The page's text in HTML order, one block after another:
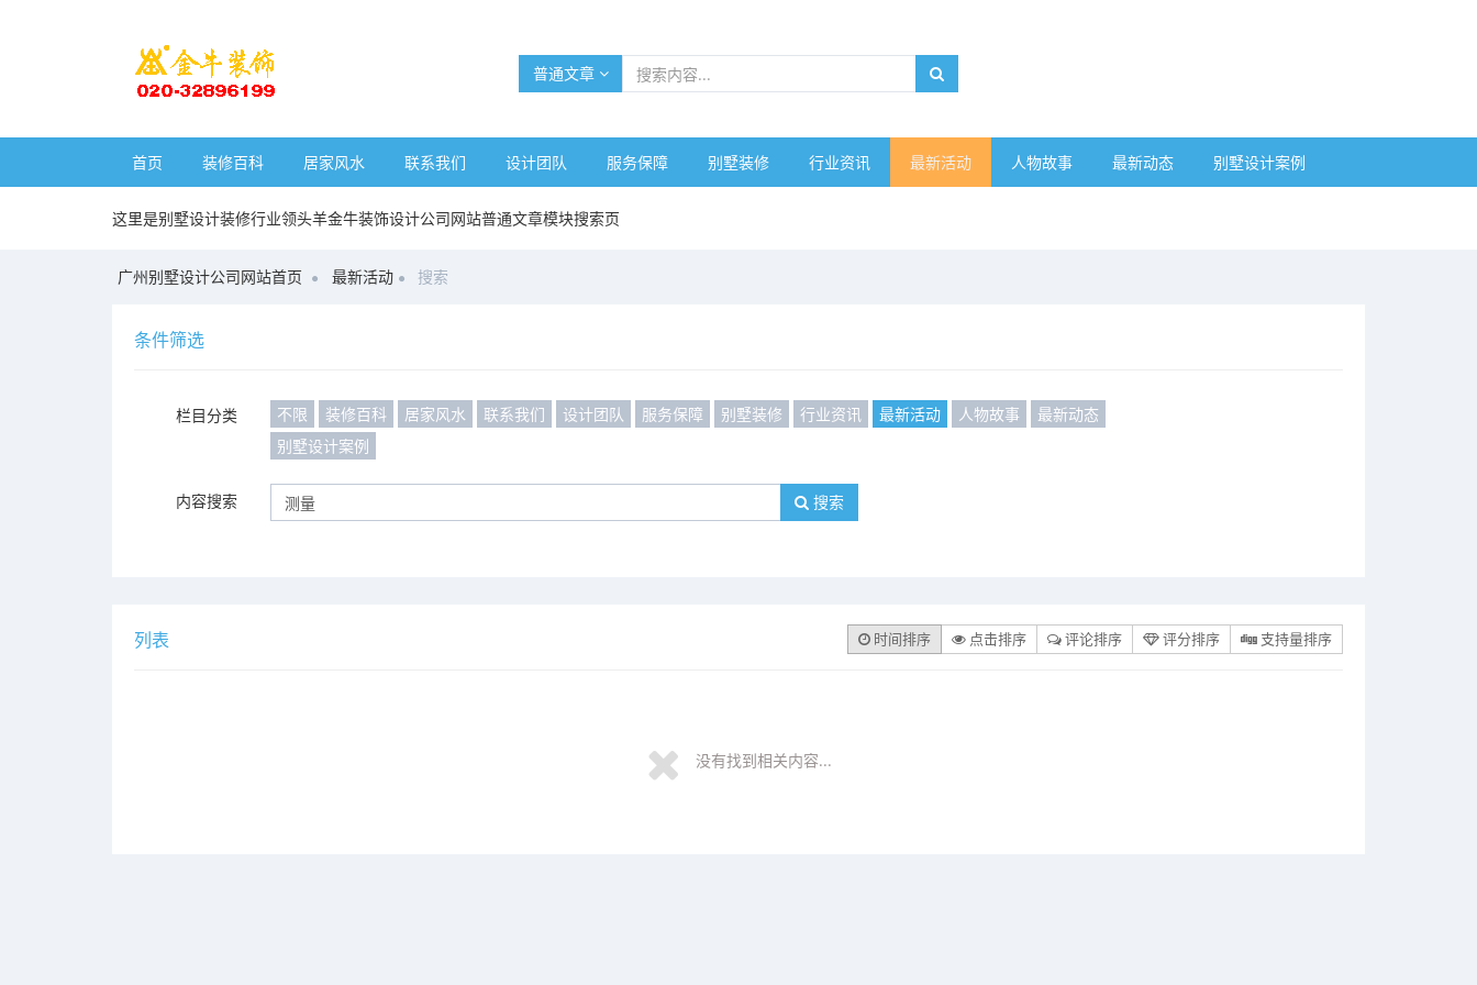
普通文章
首页 装修百科 居家风水 联系我们 设计团队 服务保障 别墅装修 行业资讯 最新活动 人物故事 最新动态 别墅设计案例
这里是别墅设计装修行业领头羊金牛装饰设计公司网站普通文章模块搜索页
广州别墅设计公司网站首页 最新活动 搜索
条件筛选
栏目分类 不限 装修百科 居家风水 联系我们 设计团队 服务保障 别墅装修 行业资讯 最新活动 人物故事
最新动态
别墅设计案例
内容搜索 搜索
列表 时间排序 点击排序 评论排序 评分排序 支持量排序
没有找到相关内容...